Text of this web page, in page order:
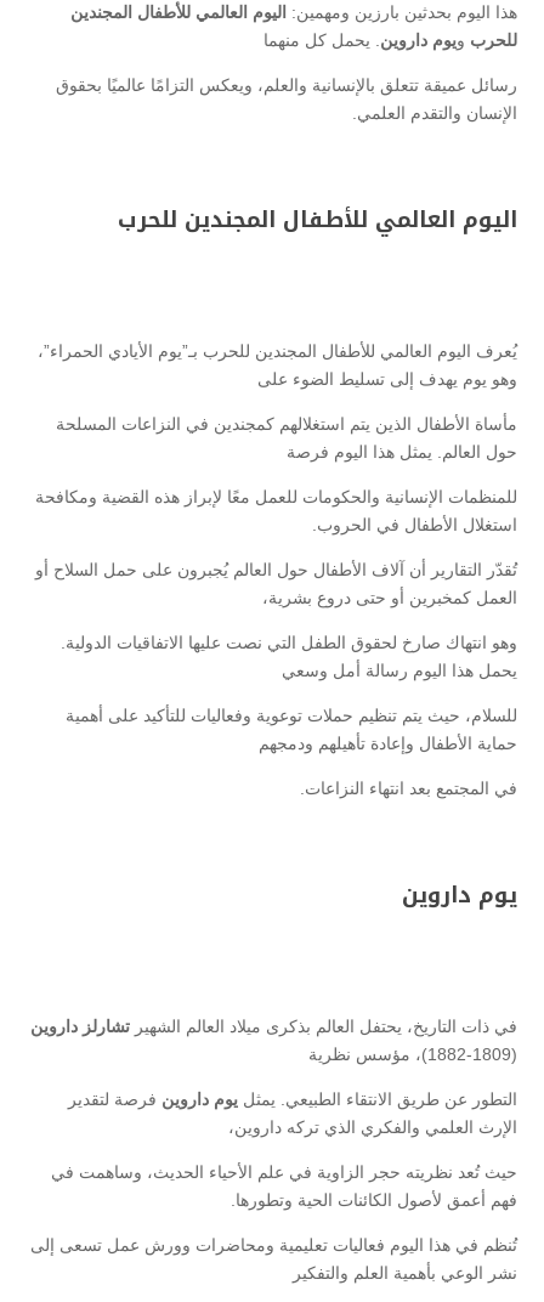
هذا اليوم بحدثين بارزين ومهمين: اليوم العالمي للأطفال المجندين
للحرب ويوم داروين . يحمل كل منهما
رسائل عميقة تتعلق بالإنسانية والعلم، ويعكس التزامًا عالميًا بحقوق
الإنسان والتقدم العلمي.
اليوم العالمي للأطفال المجندين للحرب
يُعرف اليوم العالمي للأطفال المجندين للحرب بـ”يوم الأيادي الحمراء”،
وهو يوم يهدف إلى تسليط الضوء على
مأساة الأطفال الذين يتم استغلالهم كمجندين في النزاعات المسلحة
حول العالم. يمثل هذا اليوم فرصة
للمنظمات الإنسانية والحكومات للعمل معًا لإبراز هذه القضية ومكافحة
استغلال الأطفال في الحروب.
تُقدّر التقارير أن آلاف الأطفال حول العالم يُجبرون على حمل السلاح أو
العمل كمخبرين أو حتى دروع بشرية،
وهو انتهاك صارخ لحقوق الطفل التي نصت عليها الاتفاقيات الدولية.
يحمل هذا اليوم رسالة أمل وسعي
للسلام، حيث يتم تنظيم حملات توعوية وفعاليات للتأكيد على أهمية
حماية الأطفال وإعادة تأهيلهم ودمجهم
في المجتمع بعد انتهاء النزاعات.
يوم داروين
في ذات التاريخ، يحتفل العالم بذكرى ميلاد العالم الشهير تشارلز داروين
(1809-1882)، مؤسس نظرية
التطور عن طريق الانتقاء الطبيعي. يمثل يوم داروين فرصة لتقدير
الإرث العلمي والفكري الذي تركه داروين،
حيث تُعد نظريته حجر الزاوية في علم الأحياء الحديث، وساهمت في
فهم أعمق لأصول الكائنات الحية وتطورها.
تُنظم في هذا اليوم فعاليات تعليمية ومحاضرات وورش عمل تسعى إلى
نشر الوعي بأهمية العلم والتفكير